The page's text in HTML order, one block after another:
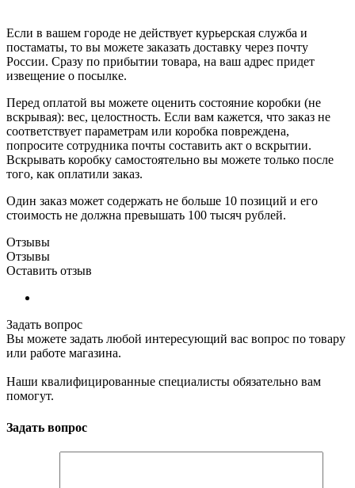
Если в вашем городе не действует курьерская служба и
постаматы, то вы можете заказать доставку через почту
России. Сразу по прибытии товара, на ваш адрес придет
извещение о посылке.
Перед оплатой вы можете оценить состояние коробки (не
вскрывая): вес, целостность. Если вам кажется, что заказ не
соответствует параметрам или коробка повреждена,
попросите сотрудника почты составить акт о вскрытии.
Вскрывать коробку самостоятельно вы можете только после
того, как оплатили заказ.
Один заказ может содержать не больше 10 позиций и его
стоимость не должна превышать 100 тысяч рублей.
Отзывы
Отзывы
Оставить отзыв
Задать вопрос
Вы можете задать любой интересующий вас вопрос по товару
или работе магазина.
Наши квалифицированные специалисты обязательно вам
помогут.
Задать вопрос